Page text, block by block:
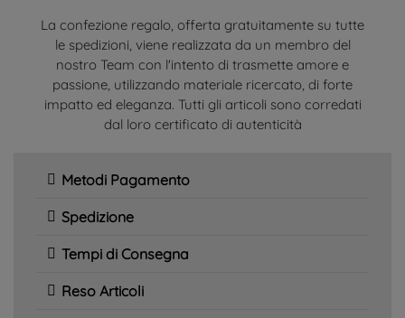
La confezione regalo, offerta gratuitamente su tutte
le spedizioni, viene realizzata da un membro del
nostro Team con l'intento di trasmette amore e
passione, utilizzando materiale ricercato, di forte
impatto ed eleganza. Tutti gli articoli sono corredati
dal loro certificato di autenticità
Metodi Pagamento
Spedizione
Tempi di Consegna
Reso Articoli